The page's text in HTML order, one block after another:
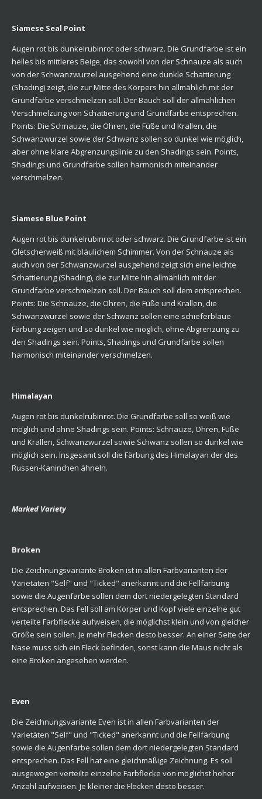
Siamese Seal Point
Augen rot bis dunkelrubinrot oder schwarz. Die Grundfarbe ist ein
helles bis mittleres Beige, das sowohl von der Schnauze als auch
von der Schwanzwurzel ausgehend eine dunkle Schattierung
(Shading) zeigt, die zur Mitte des Körpers hin allmählich mit der
Grundfarbe verschmelzen soll. Der Bauch soll der allmählichen
Verschmelzung von Schattierung und Grundfarbe entsprechen.
Points: Die Schnauze, die Ohren, die Füße und Krallen, die
Schwanzwurzel sowie der Schwanz sollen so dunkel wie möglich,
aber ohne klare Abgrenzungslinie zu den Shadings sein. Points,
Shadings und Grundfarbe sollen harmonisch miteinander
verschmelzen.
Siamese Blue Point
Augen rot bis dunkelrubinrot oder schwarz. Die Grundfarbe ist ein
Gletscherweiß mit bläulichem Schimmer. Von der Schnauze als
auch von der Schwanzwurzel ausgehend zeigt sich eine leichte
Schattierung (Shading), die zur Mitte hin allmählich mit der
Grundfarbe verschmelzen soll. Der Bauch soll dem entsprechen.
Points: Die Schnauze, die Ohren, die Füße und Krallen, die
Schwanzwurzel sowie der Schwanz sollen eine schieferblaue
Färbung zeigen und so dunkel wie möglich, ohne Abgrenzung zu
den Shadings sein. Points, Shadings und Grundfarbe sollen
harmonisch miteinander verschmelzen.
Himalayan
Augen rot bis dunkelrubinrot. Die Grundfarbe soll so weiß wie
möglich und ohne Shadings sein. Points: Schnauze, Ohren, Füße
und Krallen, Schwanzwurzel sowie Schwanz sollen so dunkel wie
möglich sein. Insgesamt soll die Färbung des Himalayan der des
Russen-Kaninchen ähneln.
Marked Variety
Broken
Die Zeichnungsvariante Broken ist in allen Farbvarianten der
Varietäten "Self" und "Ticked" anerkannt und die Fellfärbung
sowie die Augenfarbe sollen dem dort niedergelegten Standard
entsprechen. Das Fell soll am Körper und Kopf viele einzelne gut
verteilte Farbflecke aufweisen, die möglichst klein und von gleicher
Größe sein sollen. Je mehr Flecken desto besser. An einer Seite der
Nase muss sich ein Fleck befinden, sonst kann die Maus nicht als
eine Broken angesehen werden.
Even
Die Zeichnungsvariante Even ist in allen Farbvarianten der
Varietäten "Self" und "Ticked" anerkannt und die Fellfärbung
sowie die Augenfarbe sollen dem dort niedergelegten Standard
entsprechen. Das Fell hat eine gleichmäßige Zeichnung. Es soll
ausgewogen verteilte einzelne Farbflecke von möglichst hoher
Anzahl aufweisen. Je kleiner die Flecken desto besser.